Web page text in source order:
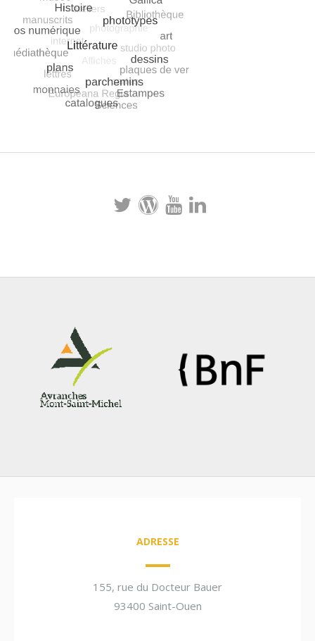
ADRESSE
155, rue du Docteur Bauer
93400 Saint-Ouen